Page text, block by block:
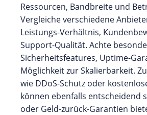
Ressourcen, Bandbreite und
Vergleiche verschiedene
Leistungs-Verhältnis,
Support-Qualität. Achte
Sicherheitsfeatures, Uptime-
Möglichkeit zur Skalierbarkeit.
wie DDoS-Schutz oder
können ebenfalls entscheidend
oder Geld-zurück-Garantien